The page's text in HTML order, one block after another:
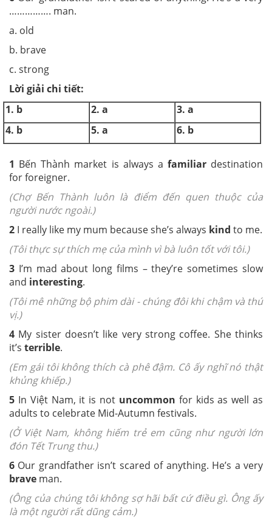
……………. man.
a. old
b. brave
c. strong
Lời giải chi tiết:
1. b
2. a
3. a
4. b
5. a 6. b
1 Bến Thành market is always a familiardestination
for foreigner.
(Chợ Bến Thành luôn là điểm đến quen thuộc của
người nước ngoài.)
2 I really like my mum because she’s always kind to me.
(Tôi thực sự thích mẹ của mình vì bà luôn tốt với tôi.)
3 I’m mad about long films – they’re sometimes slow
and interesting.
(Tôi mê những bộ phim dài - chúng đôi khi chậm và thú
vị.)
4 My sister doesn’t like very strong coffee. She thinks
it’s terrible.
(Em gái tôi không thích cà phê đậm. Cô ấy nghĩ nó thật
khủng khiếp.)
5 In Việt Nam, it is not uncommon for kids as well as
adults to celebrate Mid-Autumn festivals.
(Ở Việt Nam, không hiếm trẻ em cũng như người lớn
đón Tết Trung thu.)
6 Our grandfather isn’t scared of anything. He’s a very
brave man.
(Ông của chúng tôi không sợ hãi bất cứ điều gì. Ông ấy
là một người rất dũng cảm.)